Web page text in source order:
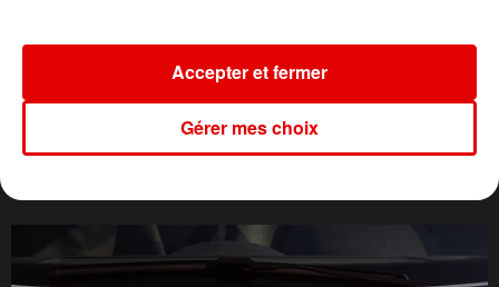
Gérer mes choix
Accepter et fermer